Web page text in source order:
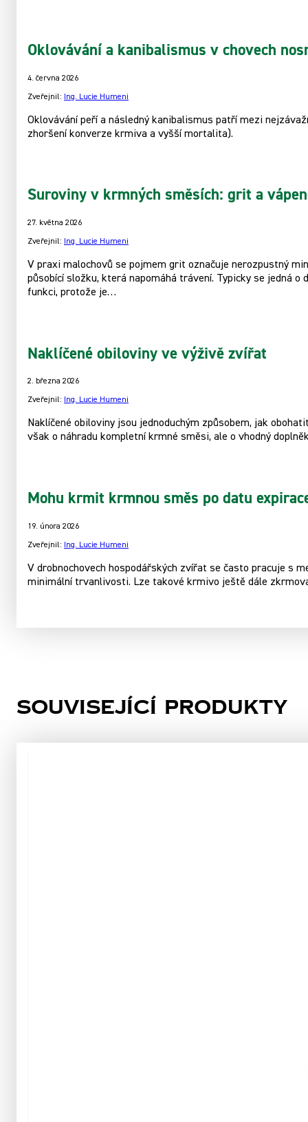
Oklovávání a kanibalismus v chovech
4. června 2026
Zveřejnil: Ing. Lucie Humeni
Oklovávání peří a následný kanibalismus patří mezi
zhoršení konverze krmiva a vyšší mortalita).
Suroviny v krmných směsích: grit a
27. května 2026
Zveřejnil: Ing. Lucie Humeni
V praxi malochovů se pojmem grit označuje nerozpustný
působící složku, která napomáhá trávení. Typicky se jedná
funkci, protože je…
Naklíčené obiloviny ve výživě zvířat
2. března 2026
Zveřejnil: Ing. Lucie Humeni
Naklíčené obiloviny jsou jednoduchým způsobem, jak
však o náhradu kompletní krmné směsi, ale o vhodný
Mohu krmit krmnou směs po datu
19. února 2026
Zveřejnil: Ing. Lucie Humeni
V drobnochovech hospodářských zvířat se často pracuje s
minimální trvanlivosti. Lze takové krmivo ještě dále
Související produkty